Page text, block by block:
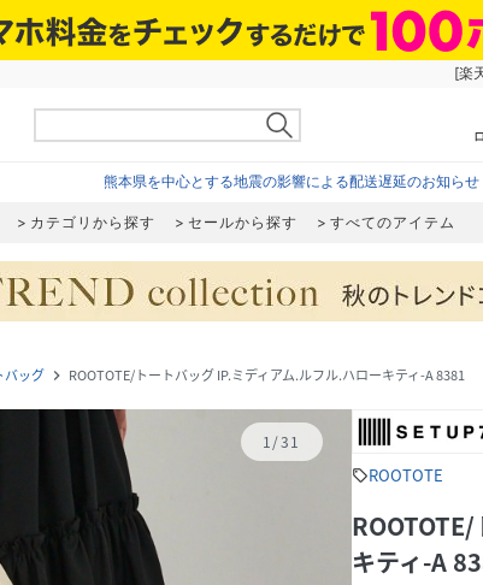
[楽
熊本県を中心とする地震の影響による配送遅延のお知らせ
カテゴリから探す セールから探す すべてのアイテム
バッグ navigate_next ROOTOTE/トートバッグ IP.ミディアム.ルフル.ハローキティ-A 8381
1/31
sellROOTOTE
キティ-A